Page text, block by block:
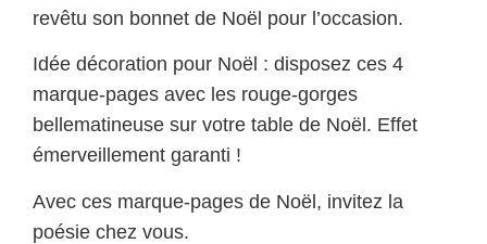
revêtu son bonnet de Noël pour l’occasion.
Idée décoration pour Noël : disposez ces 4
marque-pages avec les rouge-gorges
bellematineuse sur votre table de Noël. Effet
émerveillement garanti !
Avec ces marque-pages de Noël, invitez la
poésie chez vous.